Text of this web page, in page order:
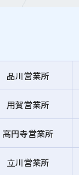
品川営業所
用賀営業所
高円寺営業所
立川営業所